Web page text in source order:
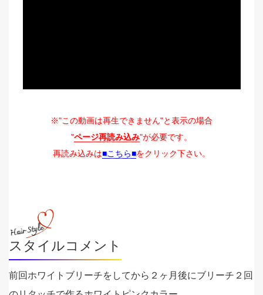
※"この動画は再生できません"と表示の場合
"ページ再読み込み"が必要です。
再読み込みは■こちら■をクリック下さい。
スタイルコメント
前回ホワイトブリーチをしてから２ヶ月後にブリーチ２回